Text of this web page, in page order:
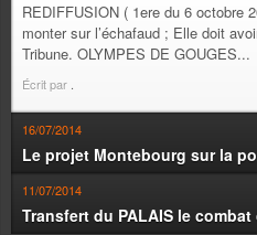
REDIFFUSION ( 1ere du 6 octobre
monter sur l’échafaud ; Elle doit
Tribune. OLYMPES DE GOUGES...
Écrit par
16/07/2014
Le projet Montebourg sur la
11/07/2014
Transfert du PALAIS le